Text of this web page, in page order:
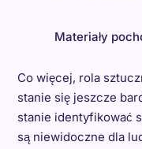
Materiały
Co więcej, rola
stanie się jeszcze
stanie identyfikować
są niewidoczne dla